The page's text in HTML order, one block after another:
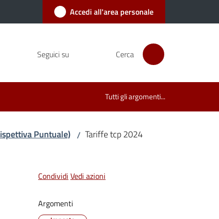
Accedi all'area personale
Seguici su Cerca
Tutti gli argomenti...
Puntuale) / Tariffe tcp 2024
Condividi Vedi azioni
Argomenti